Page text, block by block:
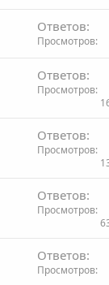
Ответов
Просмотров
Ответов
Просмотров
Ответов
Просмотров
Ответов
Просмотров
Ответов
Просмотров